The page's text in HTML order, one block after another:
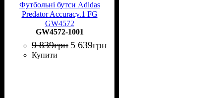
Футбольні бутси Adidas
Predator Accuracy.1 FG
GW4572
GW4572-1001
9 839грн 5 639грн
Купити